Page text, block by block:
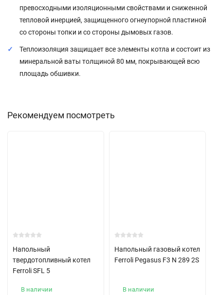
превосходными изоляционными свойствами и сниженной
тепловой инерцией, защищенного огнеупорной пластиной
со стороны топки и со стороны дымовых газов.
Теплоизоляция защищает все элементы котла и состоит из
минеральной ваты толщиной 80 мм, покрывающей всю
площадь обшивки.
Рекомендуем посмотреть
Напольный
твердотопливный котел
Ferroli SFL 5
В наличии
Напольный газовый котел
Ferroli Pegasus F3 N 289 2S
В наличии